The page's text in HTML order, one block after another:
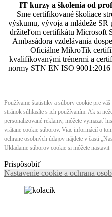
IT kurzy a školenia od
Sme certifikované školiace
výskumu, vývoja a mládeže
držiteľom certifikátu Microsoft
Ambasádora vzdelávania
Oficiálne MikroTik
kvalifikovanými trénermi ​​​​​​​​​​a
normy STN EN ISO
Používame štatistiky a súbory cookie pre
stránok súhlasíte s ich používaním. Ak si
personalizované reklamy, môžete vymazať
vrátane cookie súborov. Viac informácií o
ochrane osobných údajov nájdete v časti
Ukladanie súborov cookie si môžete
Prispôsobiť
Nastavenie cookie a ochrana